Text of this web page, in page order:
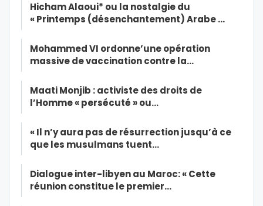
Hicham Alaoui* ou la nostalgie du
« Printemps (désenchantement) Arabe …
Mohammed VI ordonne’une opération
massive de vaccination contre la…
Maati Monjib : activiste des droits de
l’Homme « persécuté » ou…
« Il n’y aura pas de résurrection jusqu’à ce
que les musulmans tuent…
Dialogue inter-libyen au Maroc: « Cette
réunion constitue le premier…